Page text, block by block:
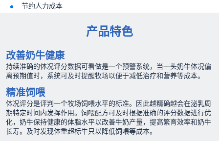
节约人力成本
产品特色
改善奶牛健康
持续准确的体况评分数据可看做是一个预警系统，当一头奶牛体况偏
离预期值时，系统可及时提醒牧场以便于减低治疗和营养等成本。
精准饲喂
体况评分是评判一个牧场饲喂水平的标准。因此越精确越会在泌乳周
期特定时间内发挥作用。饲喂配方可及时根据准确的评分数据进行优
化，奶牛保持健康的体脂水平以改善牛奶产量，提高繁育效率和奶牛
长寿。及时发现体重超标牛只以降低饲喂等成本。